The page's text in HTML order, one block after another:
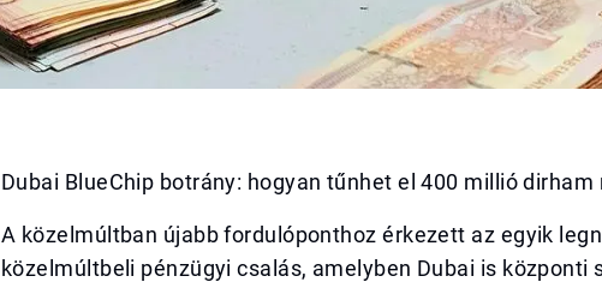
Dubai BlueChip botrány: hogyan tűnhet el 400 millió dirham
A közelmúltban újabb fordulóponthoz érkezett az egyik
közelmúltbeli pénzügyi csalás, amelyben Dubai is központi